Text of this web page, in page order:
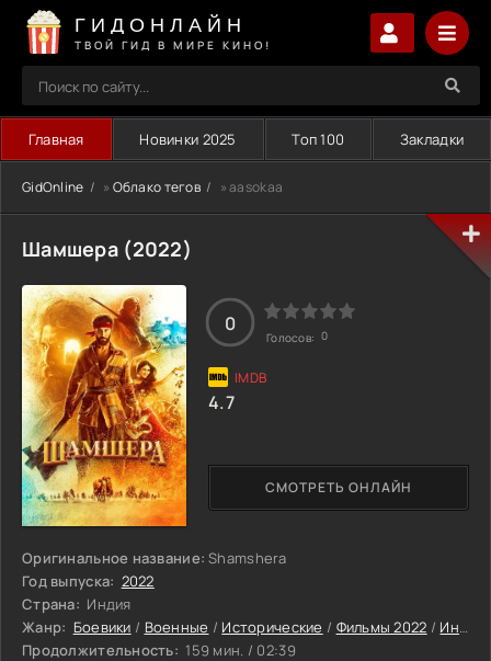
ГИДОНЛАЙН
ТВОЙ ГИД В МИРЕ КИНО!
Главная Новинки 2025 Топ 100 Закладки
GidOnline » Облако тегов » aasokaa
Шамшера (2022)
Оригинальное название: Shamshera
Год выпуска: 2022
Страна: Индия
Жанр: Боевики / Военные / Исторические / Фильмы 2022 / Индийские фильмы
Продолжительность: 159 мин. / 02:39
СМОТРЕТЬ ОНЛАЙН
0
Голосов: 0
4.7